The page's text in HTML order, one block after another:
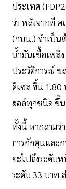
ประเทศ
ว่า หลังจากที่
(กบน.) จำเป็น
น้ำมันเชื้อเพลิง
ประวัติการณ์ ข
ดีเซล ขึ้น 1.80
ฮอล์ทุกชนิด ขึ้น
ทั้งนี้ หากถามว่
การกักตุนและ
จะไปถึงระดับ
ระดับ 33 บาท